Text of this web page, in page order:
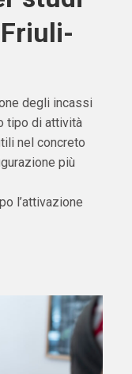
degli incassi
tipo di attività
nel concreto
più
l’attivazione